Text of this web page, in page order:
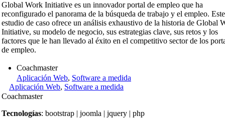
Global Work Initiative es un innovador portal de empleo que ha
reconfigurado el panorama de la búsqueda de trabajo y el empleo. Este
estudio de caso ofrece un análisis exhaustivo de la historia de Global
Initiative, su modelo de negocio, sus estrategias clave, sus retos y los
factores que le han llevado al éxito en el competitivo sector de los
de empleo.
Coachmaster
Aplicación Web, Software a medida
Aplicación Web, Software a medida
Coachmaster
Tecnologías: bootstrap | joomla | jquery | php